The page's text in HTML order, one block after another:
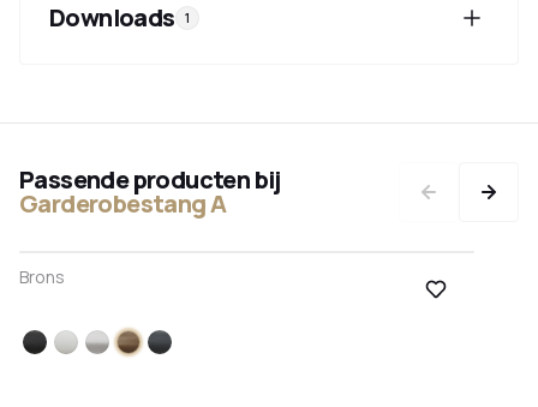
Downloads 1
Passende producten bij
Garderobestang A
Sample
Brons
ZwartWitRVSBronsAntraciet